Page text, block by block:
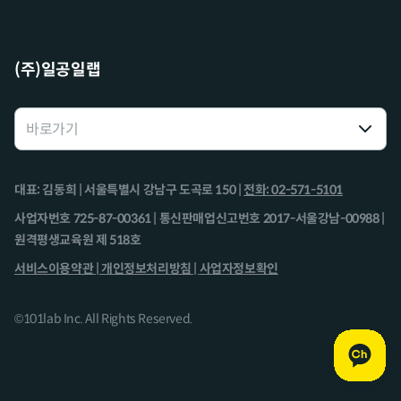
(주)일공일랩
대표: 김동희 | 서울특별시 강남구 도곡로 150 | 전화: 02-571-5101
사업자번호 725-87-00361 | 통신판매업신고번호 2017-서울강남-00988 |
원격평생교육원 제 518호
서비스이용약관 | 개인정보처리방침 | 사업자정보확인
©101lab Inc. All Rights Reserved.